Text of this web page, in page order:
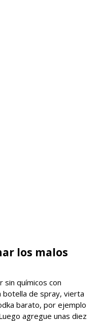
los malos
sin químicos con
botella de spray, vierta
barato, por ejemplo
agregue unas diez